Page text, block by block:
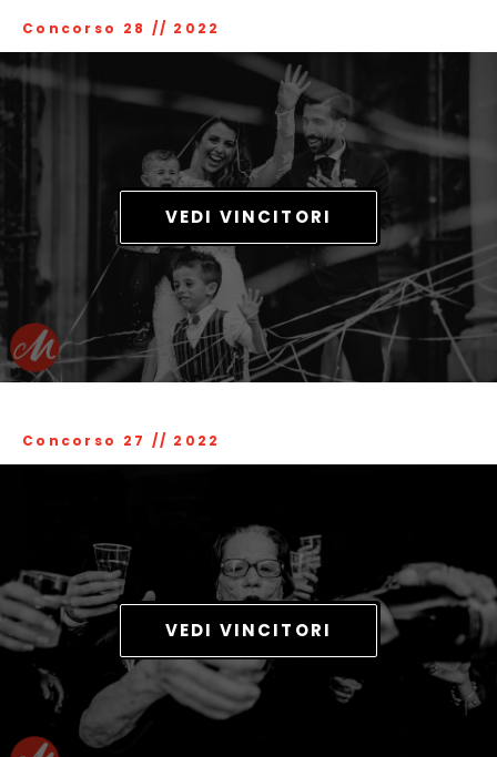
Concorso 28 // 2022
VEDI VINCITORI
Concorso 27 // 2022
VEDI VINCITORI